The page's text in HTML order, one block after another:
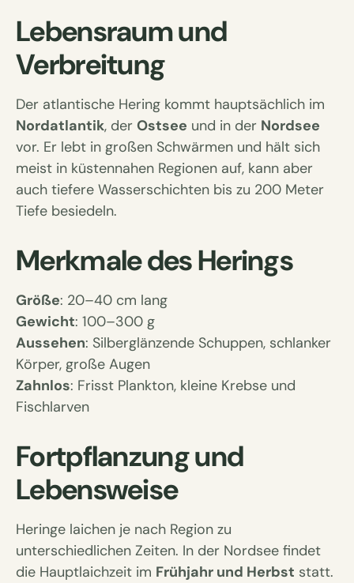
Lebensraum und
Verbreitung
Der atlantische Hering kommt hauptsächlich im
Nordatlantik, der Ostsee und in der Nordsee
vor. Er lebt in großen Schwärmen und hält sich
meist in küstennahen Regionen auf, kann aber
auch tiefere Wasserschichten bis zu 200 Meter
Tiefe besiedeln.
Merkmale des Herings
Größe: 20–40 cm lang
Gewicht: 100–300 g
Aussehen: Silberglänzende Schuppen, schlanker
Körper, große Augen
Zahnlos: Frisst Plankton, kleine Krebse und
Fischlarven
Fortpflanzung und
Lebensweise
Heringe laichen je nach Region zu
unterschiedlichen Zeiten. In der Nordsee findet
die Hauptlaichzeit im Frühjahr und Herbst statt.